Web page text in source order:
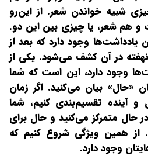
شبیه خواندن شعر. از این‌رو
هم شعر، یا چیزی بین این دو.
یادداشت‌ها وجود دارد که بعد از
در آن کشف می‌شود. یکی از
وجود دارد، این است که شما
«حال» بیان می‌کنید. اگر زمان
و آینده تقسیم‌بندی کنیم، شما
حال متمرکز می‌کنید و حال برای
همین ویژگی شروع کنیم که
وجود دارد.